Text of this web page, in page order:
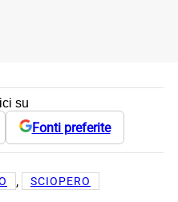
su
Fonti preferite
, SCIOPERO